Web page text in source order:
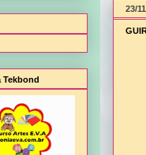
23/
Tekbond